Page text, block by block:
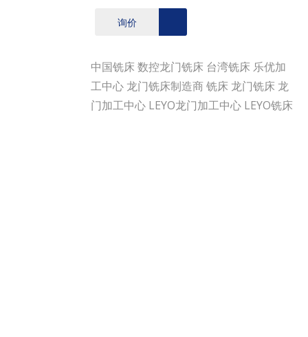
龙门铣床 数控铣
床 立式铣床 龙门
询价
中国铣床 数控龙门铣床 台湾铣床 乐优加
工中心 龙门铣床制造商铣床 龙门铣床 龙
门加工中心 LEYO龙门加工中心 LEYO铣床